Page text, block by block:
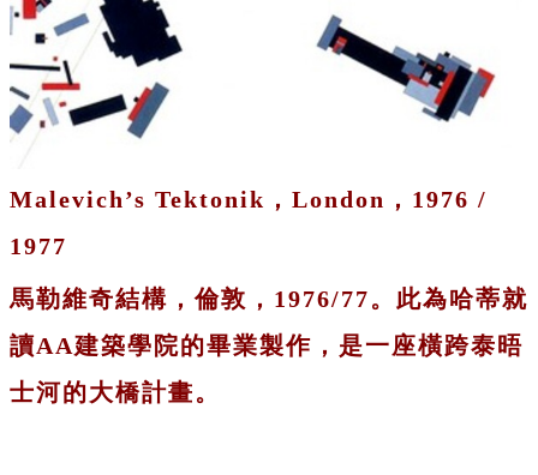
Malevich’s Tektonik，London，1976 /
1977
馬勒維奇結構，倫敦，1976/77。此為哈蒂就
讀AA建築學院的畢業製作，是一座橫跨泰晤
士河的大橋計畫。